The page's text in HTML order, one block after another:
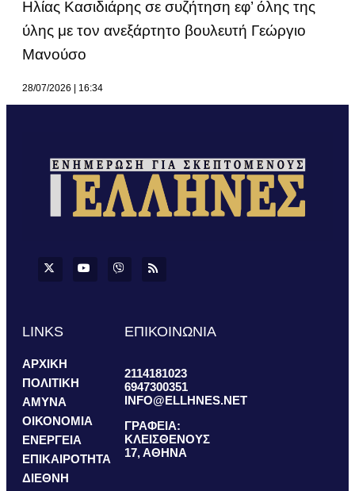
Ηλίας Κασιδιάρης σε συζήτηση εφ’ όλης της
ύλης με τον ανεξάρτητο βουλευτή Γεώργιο
Μανούσο
28/07/2026 16:34
LINKS
ΑΡΧΙΚΗ
ΠΟΛΙΤΙΚΗ
ΑΜΥΝΑ
ΟΙΚΟΝΟΜΙΑ
ΕΝΕΡΓΕΙΑ
ΕΠΙΚΑΙΡΟΤΗΤΑ
ΔΙΕΘΝΗ
ΕΠΙΚΟΙΝΩΝΙΑ
2114181023
6947300351
INFO@ELLHNES.NET
ΓΡΑΦΕΙΑ:
ΚΛΕΙΣΘΕΝΟΥΣ
17, ΑΘΗΝΑ